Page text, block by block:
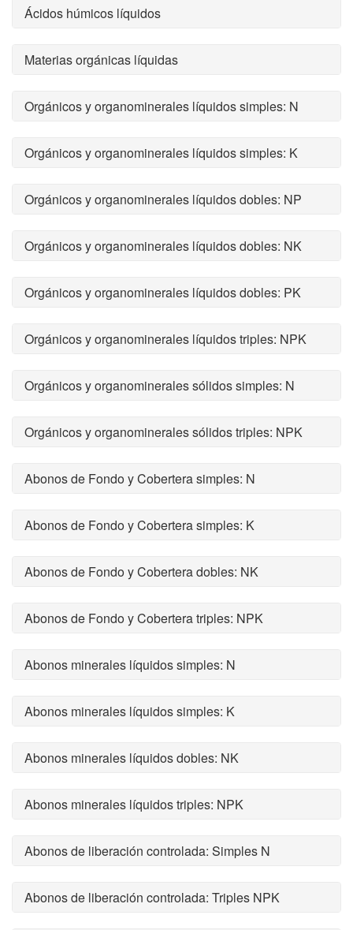
Ácidos húmicos líquidos
Materias orgánicas líquidas
Orgánicos y organominerales líquidos simples: N
Orgánicos y organominerales líquidos simples: K
Orgánicos y organominerales líquidos dobles: NP
Orgánicos y organominerales líquidos dobles: NK
Orgánicos y organominerales líquidos dobles: PK
Orgánicos y organominerales líquidos triples: NPK
Orgánicos y organominerales sólidos simples: N
Orgánicos y organominerales sólidos triples: NPK
Abonos de Fondo y Cobertera simples: N
Abonos de Fondo y Cobertera simples: K
Abonos de Fondo y Cobertera dobles: NK
Abonos de Fondo y Cobertera triples: NPK
Abonos minerales líquidos simples: N
Abonos minerales líquidos simples: K
Abonos minerales líquidos dobles: NK
Abonos minerales líquidos triples: NPK
Abonos de liberación controlada: Simples N
Abonos de liberación controlada: Triples NPK